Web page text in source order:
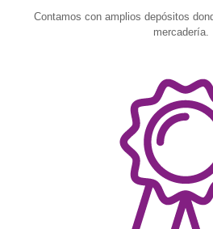
Contamos con amplios depósitos
mercadería.